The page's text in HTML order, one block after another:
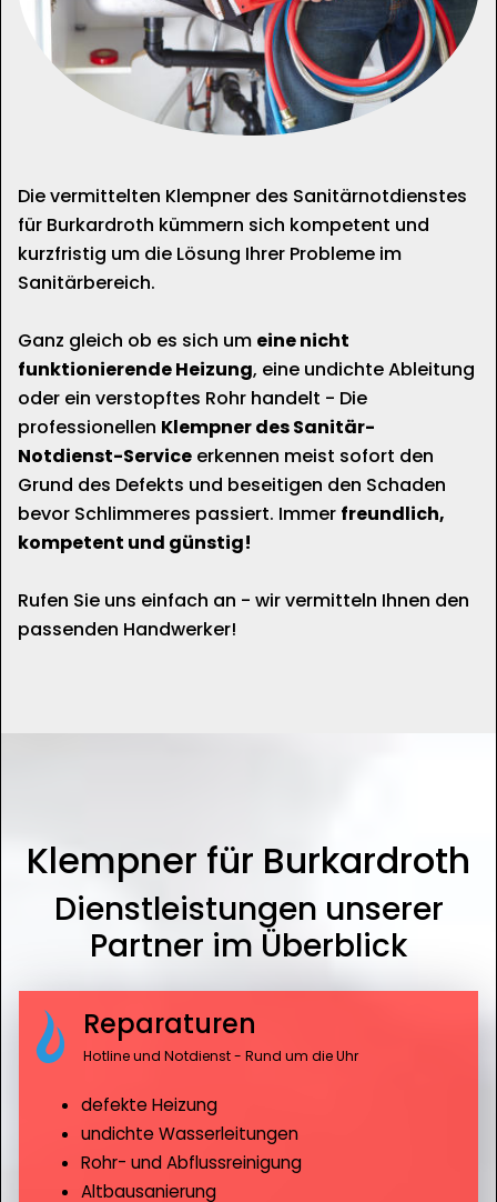
Die vermittelten Klempner des Sanitärnotdienstes
für Burkardroth kümmern sich kompetent und
kurzfristig um die Lösung Ihrer Probleme im
Sanitärbereich.
Ganz gleich ob es sich um eine nicht
funktionierende Heizung, eine undichte Ableitung
oder ein verstopftes Rohr handelt - Die
professionellen Klempner des Sanitär-
Notdienst-Service erkennen meist sofort den
Grund des Defekts und beseitigen den Schaden
bevor Schlimmeres passiert. Immer freundlich,
kompetent und günstig!
Rufen Sie uns einfach an - wir vermitteln Ihnen den
passenden Handwerker!
Klempner für Burkardroth
Dienstleistungen unserer
Partner im Überblick
Reparaturen
Hotline und Notdienst - Rund um die Uhr
defekte Heizung
undichte Wasserleitungen
Rohr- und Abflussreinigung
Altbausanierung